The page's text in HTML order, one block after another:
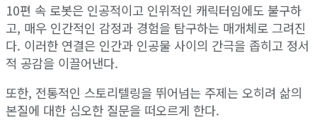
10편 속 로봇은 인공적이고 인위적인 캐릭터임에도 불구하
고, 매우 인간적인 감정과 경험을 탐구하는 매개체로 그려진
다. 이러한 연결은 인간과 인공물 사이의 간극을 좁히고 정서
적 공감을 이끌어낸다.
또한, 전통적인 스토리텔링을 뛰어넘는 주제는 오히려 삶의
본질에 대한 심오한 질문을 떠오르게 한다.